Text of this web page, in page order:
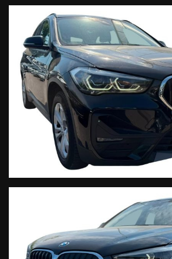
individuali/società);
• Polizze Kasko fino a 60 mesi di durata
a nuovo”;
• Garanzia legale di Conformità prevista
dal Codice del Consumo;
• Garanzia estendibile fino a 60 mesi.
Segui Automobili Vendraminie leggi le
descrivono l’esperienza dei nostri clienti:
• Sul nostro sito ufficiale
potrai trovare l’intero parco auto
info per ogni singola vettura, i nostri
• Sulla nostra pagina Facebook
• Sulla nostra pagina Instagram
• Sul nostro profilo Google Business
al lunedì al
14:30/19:30 Sabato 8:30 12:30 14.30 18.30
Trasparenza: